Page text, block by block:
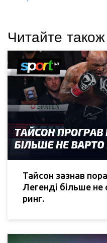
Читайте також
Тайсон зазнав
Легенді більше не
ринг.